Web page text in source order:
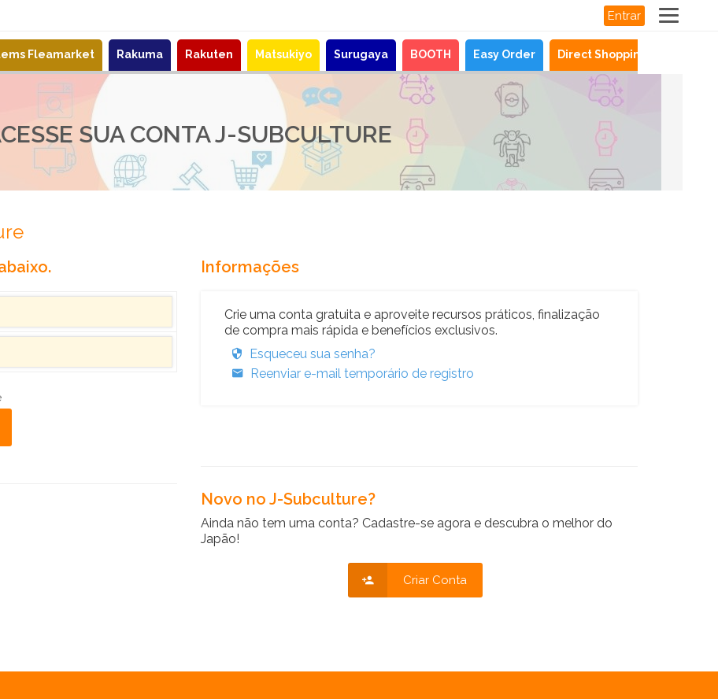
Entrar
Fleamarket Rakuma Rakuten Matsukiyo Surugaya BOOTH Easy Order Direct Shopping
SUA CONTA J-SUBCULTURE
Informações
Crie uma conta gratuita e aproveite recursos práticos, finalização
de compra mais rápida e benefícios exclusivos.
Esqueceu sua senha?
Reenviar e-mail temporário de registro
Novo no J-Subculture?
Ainda não tem uma conta? Cadastre-se agora e descubra o melhor do
Japão!
Criar Conta